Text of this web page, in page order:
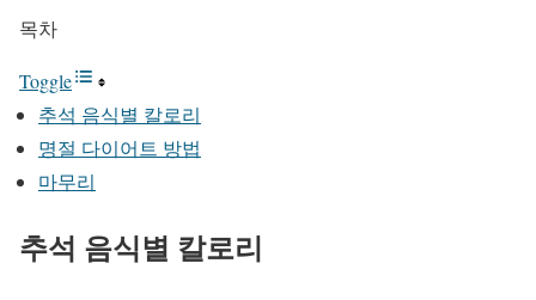
목차
Toggle
추석 음식별 칼로리
명절 다이어트 방법
마무리
추석 음식별 칼로리